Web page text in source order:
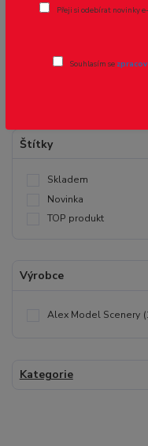
Štítky
Skladem
Novinka
TOP produkt
Výrobce
Alex Model Scenery
Kategorie
Přeji si odebírat novinky
Souhlasím se